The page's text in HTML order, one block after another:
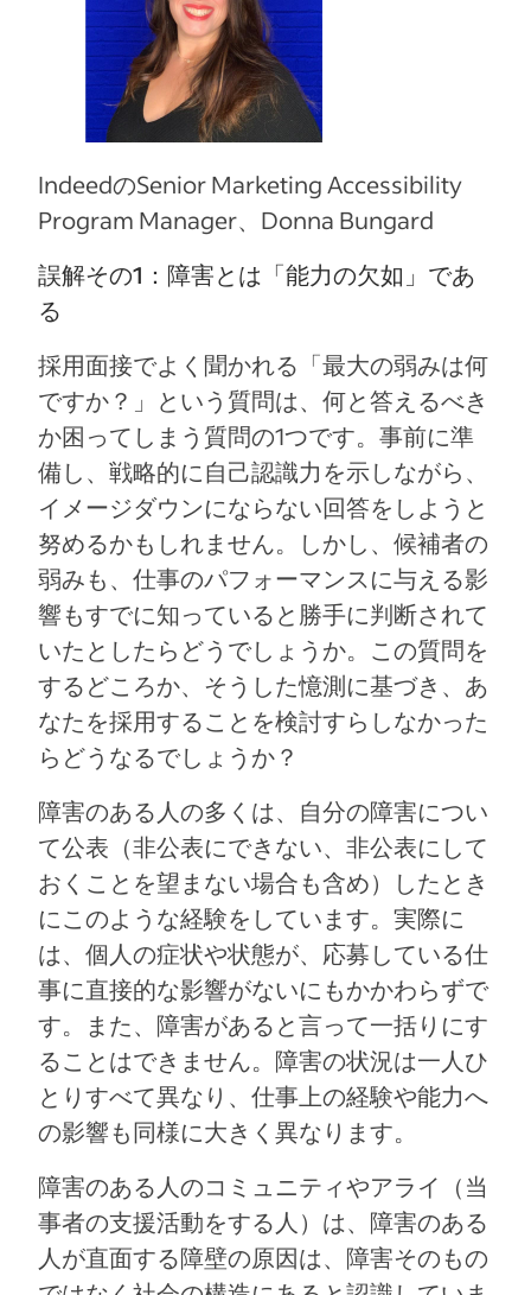
IndeedのSenior Marketing Accessibility
Program Manager、Donna Bungard
誤解その1：障害とは「能力の欠如」であ
る
採用面接でよく聞かれる「最大の弱みは何
ですか？」という質問は、何と答えるべき
か困ってしまう質問の1つです。事前に準
備し、戦略的に自己認識力を示しながら、
イメージダウンにならない回答をしようと
努めるかもしれません。しかし、候補者の
弱みも、仕事のパフォーマンスに与える影
響もすでに知っていると勝手に判断されて
いたとしたらどうでしょうか。この質問を
するどころか、そうした憶測に基づき、あ
なたを採用することを検討すらしなかった
らどうなるでしょうか？
障害のある人の多くは、自分の障害につい
て公表（非公表にできない、非公表にして
おくことを望まない場合も含め）したとき
にこのような経験をしています。実際に
は、個人の症状や状態が、応募している仕
事に直接的な影響がないにもかかわらずで
す。また、障害があると言って一括りにす
ることはできません。障害の状況は一人ひ
とりすべて異なり、仕事上の経験や能力へ
の影響も同様に大きく異なります。
障害のある人のコミュニティやアライ（当
事者の支援活動をする人）は、障害のある
人が直面する障壁の原因は、障害そのもの